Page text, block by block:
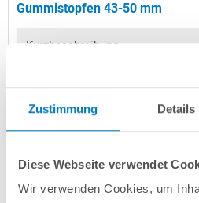
Zustimmung Details
Diese Webseite verwendet
Wir verwenden Cookies, um
Gummistopfen 43-50 mm
Kurzbeschreibung
3,49 € * (-50,07% vom UVP)
In den Warenkorb